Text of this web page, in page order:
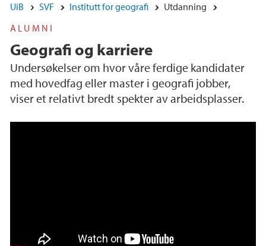
UiB SVF Institutt for geografi
Utdanning
ALUMNI
Geografi og karriere
Undersøkelser om hvor våre ferdige kandidater
med hovedfag eller master i geografi jobber,
viser et relativt bredt spekter av arbeidsplasser.